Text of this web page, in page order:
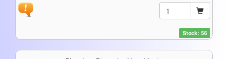
Stock: 56